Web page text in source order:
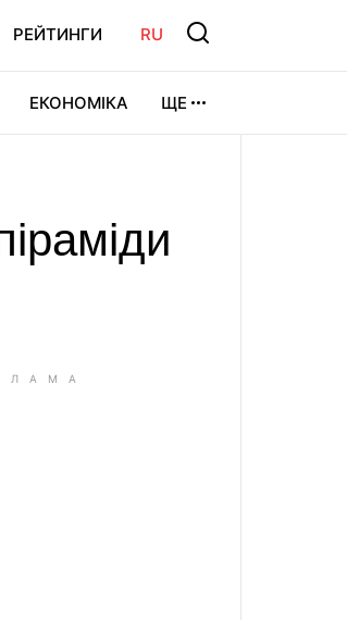
РЕЙТИНГИ RU
ЕКОНОМІКА ЩЕ